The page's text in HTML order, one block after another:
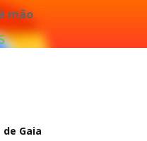
mão
Gaia